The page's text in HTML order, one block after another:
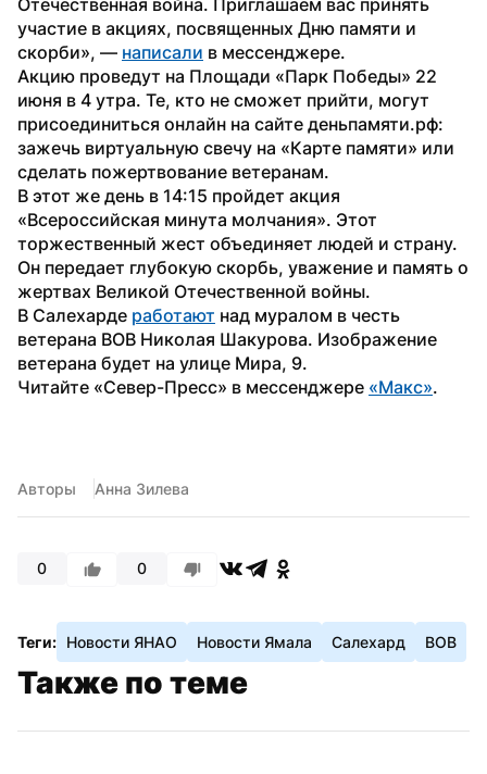
участие в акциях, посвященных Дню памяти и
скорби», — написали в мессенджере.
Акцию проведут на Площади «Парк Победы» 22
июня в 4 утра. Те, кто не сможет прийти, могут
присоединиться онлайн на сайте деньпамяти.рф:
зажечь виртуальную свечу на «Карте памяти» или
сделать пожертвование ветеранам.
В этот же день в 14:15 пройдет акция
«Всероссийская минута молчания». Этот
торжественный жест объединяет людей и страну.
Он передает глубокую скорбь, уважение и память о
жертвах Великой Отечественной войны.
В Салехарде работают над муралом в честь
ветерана ВОВ Николая Шакурова. Изображение
ветерана будет на улице Мира, 9.
Читайте «Север-Пресс» в мессенджере «Макс».
Авторы Анна Зилева
0 0
Теги: Новости ЯНАО Новости Ямала Салехард ВОВ
Также по теме